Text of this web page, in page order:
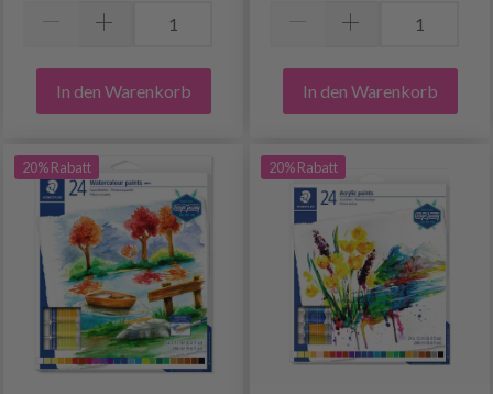
In den Warenkorb In den Warenkorb
20% Rabatt 20% Rabatt